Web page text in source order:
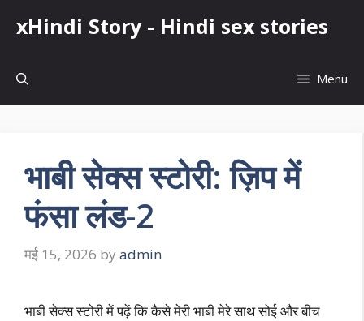
xHindi Story - Hindi sex stories
Menu
भाबी सेक्स स्टोरी: ज़िप में
फंसा लंड-2
मई 15, 2026 by admin
भाबी सेक्स स्टोरी में पढ़ें कि कैसे मेरी भाबी मेरे साथ सोई और बीच